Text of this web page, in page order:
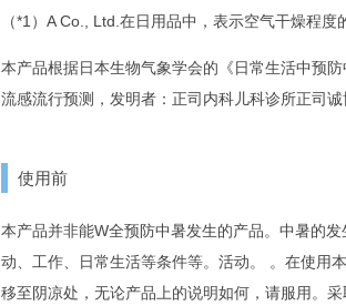
（*1）A Co., Ltd.在日用品中，表示空气干燥程度
本产品根据日本生物气象学会的《日常生活中预
流感流行预测，发明者：正司内科儿科诊所正司
使用前
本产品并非能W全预防中暑发生的产品。 中暑的发
动、工作、日常生活等条件等。活动。 。 在使用
移至阴凉处，无论产品上的说明如何，请服用。采